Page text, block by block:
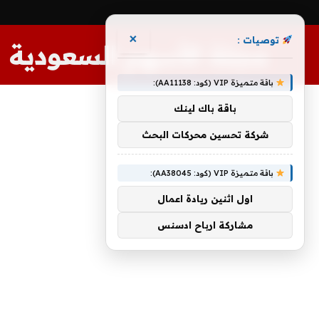
مجلة الأسهم السعودية
توصيات : ×
باقة متميزة VIP (كود: AA11138):
باقة باك لينك
شركة تحسين محركات البحث
باقة متميزة VIP (كود: AA38045):
اول اثنين ريادة اعمال
مشاركة ارباح ادسنس